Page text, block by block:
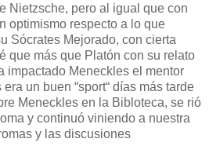
Nietzsche, pero al igual que con
optimismo respecto a lo que
Sócrates Mejorado, con cierta
que más que Platón con su relato
impactado Meneckles el mentor
un buen “sport“ días más tarde
Meneckles en la Bibloteca, se rió
y continuó viniendo a nuestra
y las discusiones